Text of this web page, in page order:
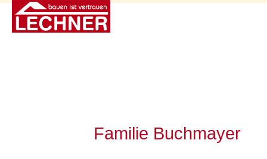
Familie Buchmayer